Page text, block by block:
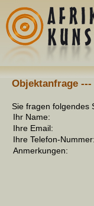
Objektanfrage
Sie fragen folgendes
Ihr Name:
Ihre Email:
Ihre Telefon-Nummer:
Anmerkungen: